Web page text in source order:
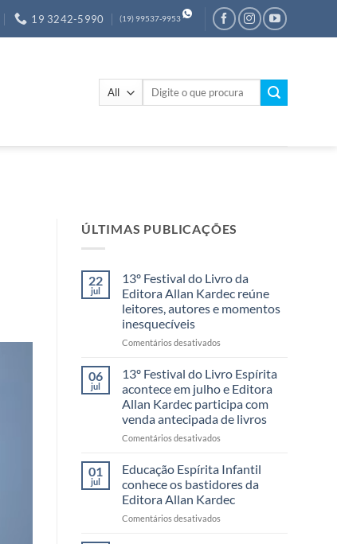
19 3242-5990 (19) 99537-9953
Pesquisar
ÚLTIMAS PUBLICAÇÕES
22
jul
13º Festival do Livro da
Editora Allan Kardec reúne
leitores, autores e momentos
inesquecíveis
Comentários desativados
Festival
do
Livro
da
Editora
reúne
leitores,
autores
e
06
jul
13º Festival do Livro Espírita
acontece em julho e Editora
Allan Kardec participa com
venda antecipada de livros
Comentários desativados
Festival
do
Livro
Espírita
acontece
01
jul
Educação Espírita Infantil
conhece os bastidores da
Editora Allan Kardec
Comentários desativados